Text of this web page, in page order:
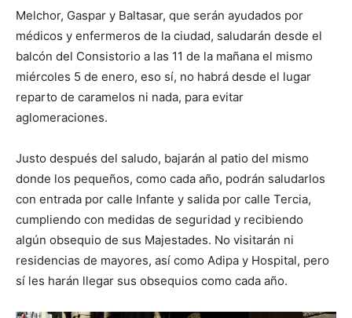
Melchor, Gaspar y Baltasar, que serán ayudados por
médicos y enfermeros de la ciudad, saludarán desde el
balcón del Consistorio a las 11 de la mañana el mismo
miércoles 5 de enero, eso sí, no habrá desde el lugar
reparto de caramelos ni nada, para evitar
aglomeraciones.
Justo después del saludo, bajarán al patio del mismo
donde los pequeños, como cada año, podrán saludarlos
con entrada por calle Infante y salida por calle Tercia,
cumpliendo con medidas de seguridad y recibiendo
algún obsequio de sus Majestades. No visitarán ni
residencias de mayores, así como Adipa y Hospital, pero
sí les harán llegar sus obsequios como cada año.